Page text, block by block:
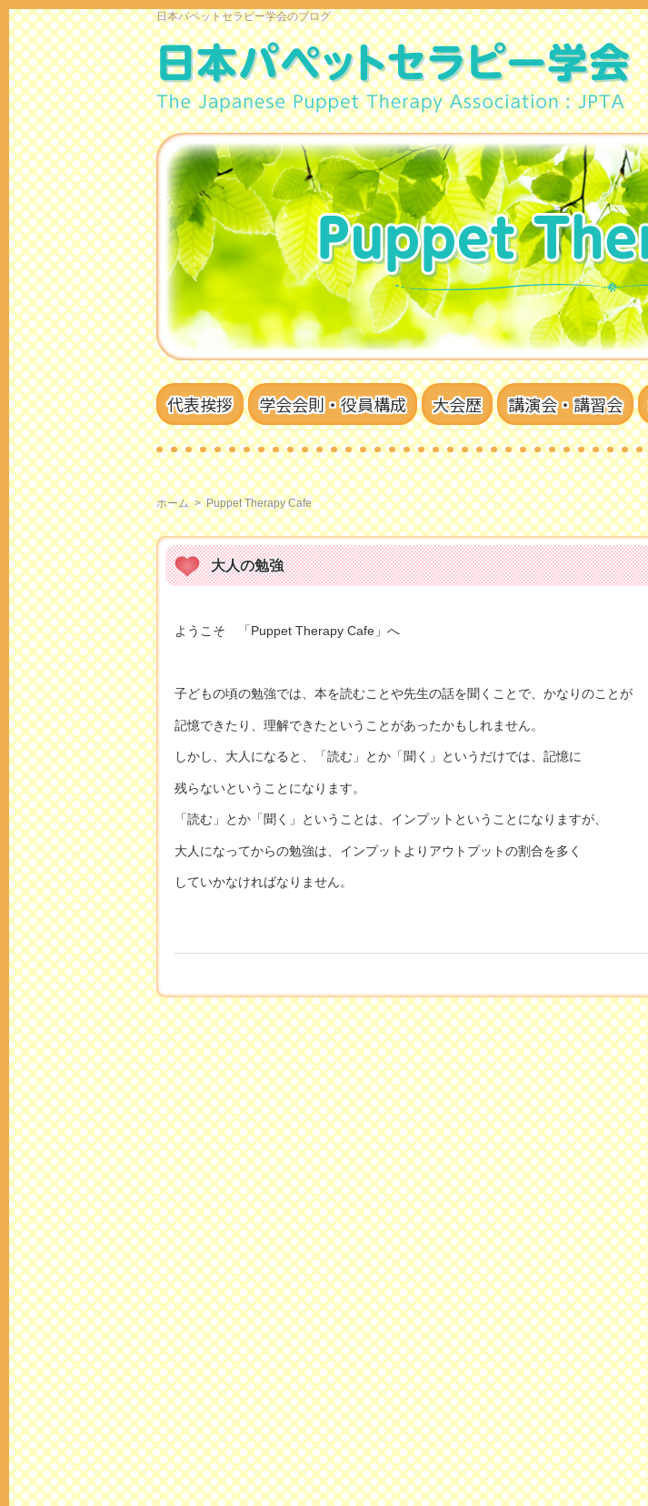
日本パペットセラピー学会のブログ
代表挨拶 学会会則・役員構成 大会歴 講演会・講習会
ホーム > Puppet Therapy Cafe
大人の勉強
ようこそ 「Puppet Therapy Cafe」へ
子どもの頃の勉強では、本を読むことや先生の話を聞くことで、かなりのことが
記憶できたり、理解できたということがあったかもしれません。
しかし、大人になると、「読む」とか「聞く」というだけでは、記憶に
残らないということになります。
「読む」とか「聞く」ということは、インプットということになりますが、
大人になってからの勉強は、インプットよりアウトプットの割合を多く
していかなければなりません。